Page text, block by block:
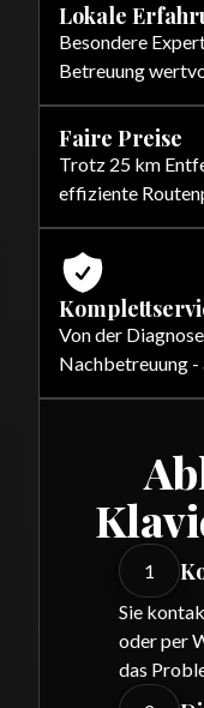
Lokale
Besondere
Betreuung
Faire Preise
Trotz 25 km
effiziente
Von der
Nachbetreuung -
1
Sie
oder per
das